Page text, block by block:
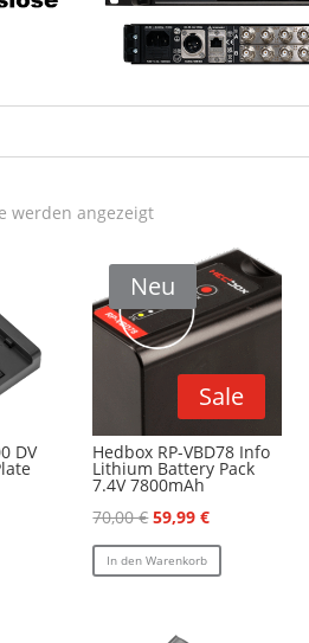
werden angezeigt
DV
Neu
Sale
Hedbox RP-VBD78 Info
Lithium Battery Pack
7.4V 7800mAh
70,00€Ursprünglicher
Preis
war:
59,99€Aktueller
Preis
ist:
In den Warenkorb